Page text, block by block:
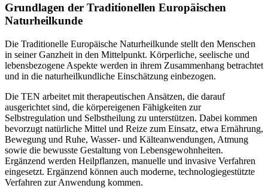
Grundlagen der Traditionellen Europäischen
Naturheilkunde
Die Traditionelle Europäische Naturheilkunde stellt den Menschen
in seiner Ganzheit in den Mittelpunkt. Körperliche, seelische und
lebensbezogene Aspekte werden in ihrem Zusammenhang betrachtet
und in die naturheilkundliche Einschätzung einbezogen.
Die TEN arbeitet mit therapeutischen Ansätzen, die darauf
ausgerichtet sind, die körpereigenen Fähigkeiten zur
Selbstregulation und Selbstheilung zu unterstützen. Dabei kommen
bevorzugt natürliche Mittel und Reize zum Einsatz, etwa Ernährung,
Bewegung und Ruhe, Wasser‑ und Kälteanwendungen, Atmung
sowie die bewusste Gestaltung von Lebensgewohnheiten.
Ergänzend werden Heilpflanzen, manuelle und invasive Verfahren
eingesetzt. Ergänzend können auch moderne, technologiegestützte
Verfahren zur Anwendung kommen.